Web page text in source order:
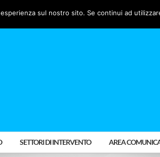
SETTORI DI INTERVENTO AREA
sul nostro sito. Se continui ad